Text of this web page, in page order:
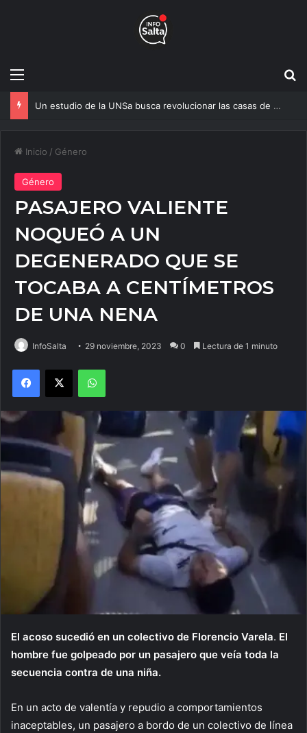
Menú
Un estudio de la UNSa busca revolucionar las casas de adobe y hacerlas más seguras
Inicio / Género
Género
PASAJERO VALIENTE
NOQUEÓ A UN
DEGENERADO QUE SE
TOCABA A CENTÍMETROS
DE UNA NENA
InfoSalta 29 noviembre, 2023 0 Lectura de 1 minuto
Facebook
X WhatsApp
El acoso sucedió en un colectivo de Florencio Varela. El
hombre fue golpeado por un pasajero que veía toda la
secuencia contra de una niña.
En un acto de valentía y repudio a comportamientos
inaceptables, un pasajero a bordo de un colectivo de línea